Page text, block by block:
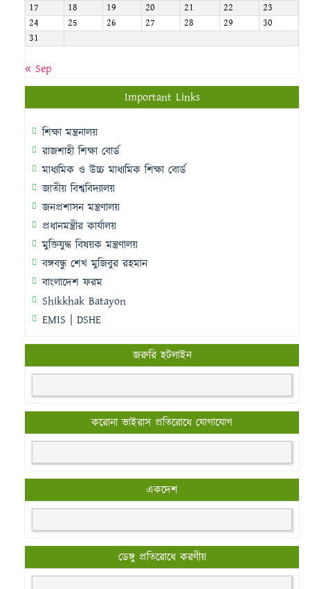
17
18 19 20 21 22
23
24
25 26 27 28 29
30
31
« Sep
Important Links
শিক্ষা মন্ত্রনালয়
রাজশাহী শিক্ষা বোর্ড
মাধ্যমিক ও উচ্চ মাধ্যমিক শিক্ষা বোর্ড
জাতীয় বিশ্ববিদ্যালয়
জনপ্রশাসন মন্ত্রণালয়
প্রধানমন্ত্রীর কার্যালয়
মুক্তিযুদ্ধ বিষয়ক মন্ত্রণালয়
বঙ্গবন্ধু শেখ মুজিবুর রহমান
বাংলাদেশ ফরম
Shikkhak Batayon
EMIS | DSHE
জরুরি হটলাইন
করোনা ভাইরাস প্রতিরোধে যোগাযোগ
একদেশ
ডেঙ্গু প্রতিরোধে করণীয়